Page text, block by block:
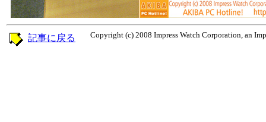
記事に戻る Copyright (c) 2008 Impress Watch Corporation, an